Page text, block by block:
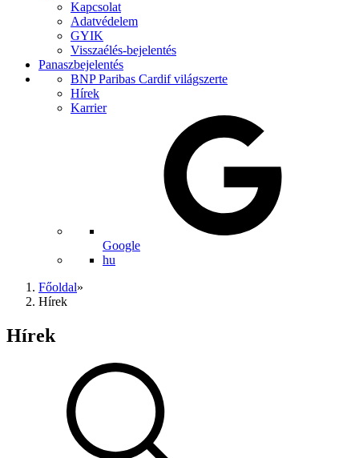
Kapcsolat
Adatvédelem
GYIK
Visszaélés-bejelentés
Panaszbejelentés
BNP Paribas Cardif világszerte
Hírek
Karrier
Google
hu
Főoldal»
Hírek
Hírek